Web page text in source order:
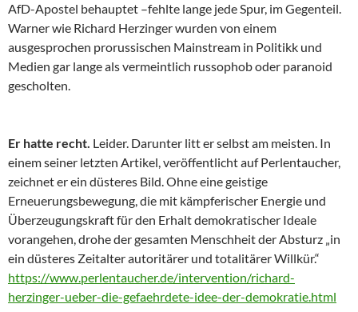
AfD-Apostel behauptet –fehlte lange jede Spur, im Gegenteil.
Warner wie Richard Herzinger wurden von einem
ausgesprochen prorussischen Mainstream in Politikk und
Medien gar lange als vermeintlich russophob oder paranoid
gescholten.
Er hatte recht. Leider. Darunter litt er selbst am meisten. In
einem seiner letzten Artikel, veröffentlicht auf Perlentaucher,
zeichnet er ein düsteres Bild. Ohne eine geistige
Erneuerungsbewegung, die mit kämpferischer Energie und
Überzeugungskraft für den Erhalt demokratischer Ideale
vorangehen, drohe der gesamten Menschheit der Absturz „in
ein düsteres Zeitalter autoritärer und totalitärer Willkür.“
https://www.perlentaucher.de/intervention/richard-
herzinger-ueber-die-gefaehrdete-idee-der-demokratie.html